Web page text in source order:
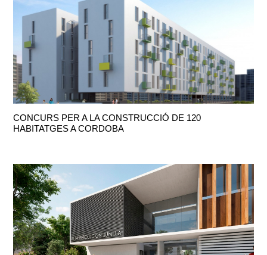
CONCURS PER A LA CONSTRUCCIÓ DE 120
HABITATGES A CORDOBA